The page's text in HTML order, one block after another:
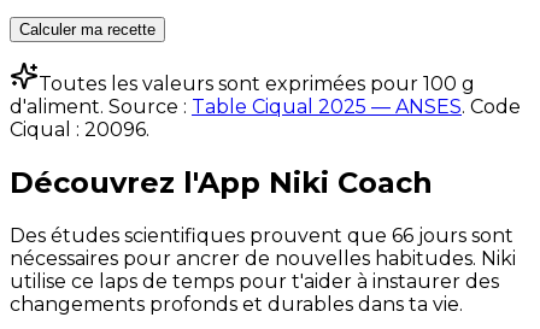
Calculer ma recette
Toutes les valeurs sont exprimées pour 100 g
d'aliment. Source : Table Ciqual 2025 — ANSES. Code
Ciqual : 20096.
Découvrez l'App Niki Coach
Des études scientifiques prouvent que 66 jours sont
nécessaires pour ancrer de nouvelles habitudes. Niki
utilise ce laps de temps pour t'aider à instaurer des
changements profonds et durables dans ta vie.